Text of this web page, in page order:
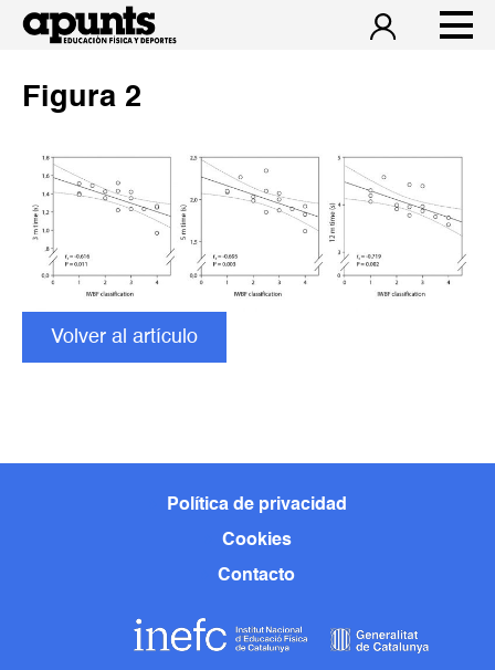
Figura 2
Volver al artículo
Política de privacidad
Cookies
Contacto